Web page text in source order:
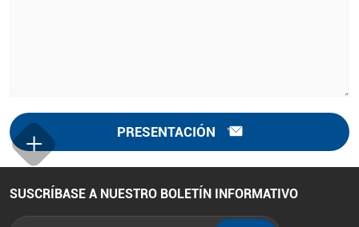
PRESENTACIÓN
SUSCRÍBASE A NUESTRO BOLETÍN INFORMATIVO